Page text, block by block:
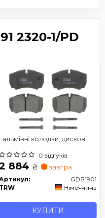
2320-1/PD
Гальмівні колодки, дискові
0 відгуків
884 ₴ завтра
GDB1901
TRW
Німеччина
КУПИТИ